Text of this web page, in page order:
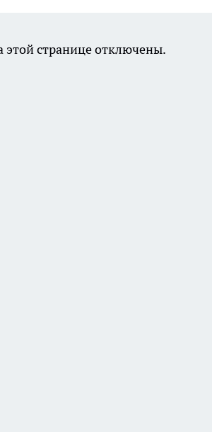
странице отключены.